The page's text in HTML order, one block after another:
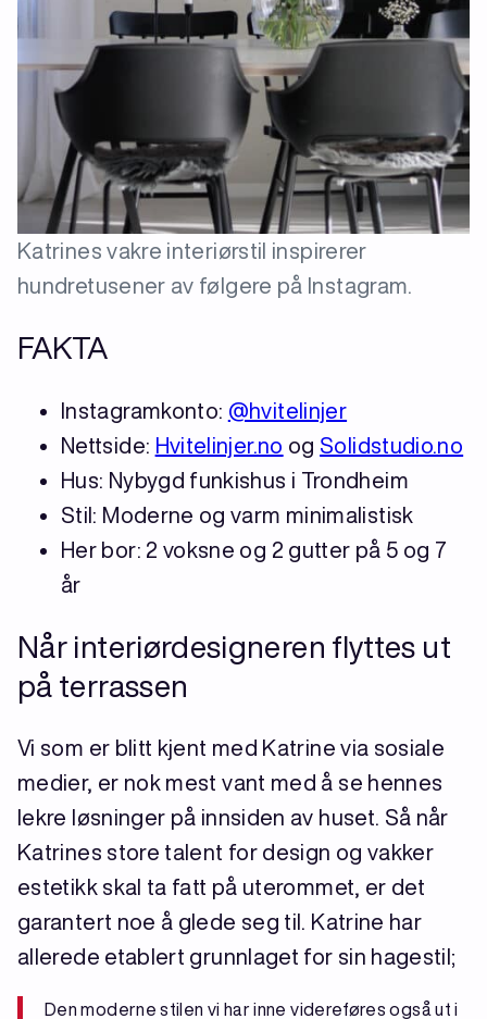
Katrines vakre interiørstil inspirerer
hundretusener av følgere på Instagram.
FAKTA
Instagramkonto: @hvitelinjer
Nettside: Hvitelinjer.no og Solidstudio.no
Hus: Nybygd funkishus i Trondheim
Stil: Moderne og varm minimalistisk
Her bor: 2 voksne og 2 gutter på 5 og 7
år
Når interiørdesigneren flyttes ut
på terrassen
Vi som er blitt kjent med Katrine via sosiale
medier, er nok mest vant med å se hennes
lekre løsninger på innsiden av huset. Så når
Katrines store talent for design og vakker
estetikk skal ta fatt på uterommet, er det
garantert noe å glede seg til. Katrine har
allerede etablert grunnlaget for sin hagestil;
Den moderne stilen vi har inne videreføres også ut i